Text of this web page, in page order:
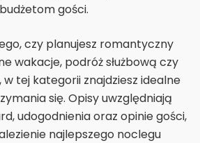
budżetom gości.
czy planujesz romantyczny
wakacje, podróż służbową czy
tej kategorii znajdziesz idealne
się. Opisy uwzględniają
udogodnienia oraz opinie gości,
najlepszego noclegu